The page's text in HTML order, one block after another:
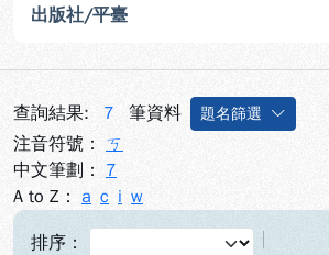
出版社/平臺
查詢結果: 7 筆資料 題名篩選
注音符號： ㄎ
中文筆劃： 7
A to Z： a c i w
排序：